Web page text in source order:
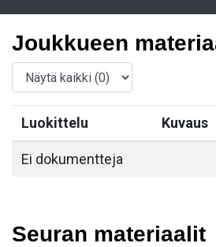
Joukkueen
Luokittelu Kuvaus
Ei dokumentteja
Seuran materiaalit